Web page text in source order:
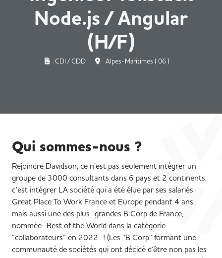
Node.js / Angular
(H/F)
CDI / CDD Alpes-Maritimes ( 06 )
Qui sommes-nous ?
Rejoindre Davidson, ce n’est pas seulement intégrer un
groupe de 3000 consultants dans 6 pays et 2 continents,
c’est intégrer LA société qui a été élue par ses salariés
Great Place To Work France et Europe pendant 4 ans
mais aussi une des plus grandes B Corp de France,
nommée Best of the World dans la catégorie
“collaborateurs” en 2022 ! (Les “B Corp” formant une
communauté de sociétés qui ont décidé d’être non pas les